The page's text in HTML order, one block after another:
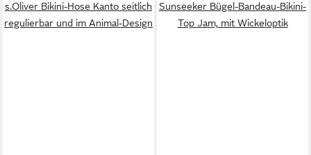
s.Oliver Bikini-Hose Kanto seitlich
regulierbar und im Animal-Design
Sunseeker Bügel-Bandeau-Bikini-
Top Jam, mit Wickeloptik